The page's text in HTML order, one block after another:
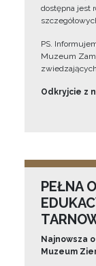
dostępna jest
PS.
Muzeum
Odkryjcie z
PEŁNA
Najnowsza
Muzeum